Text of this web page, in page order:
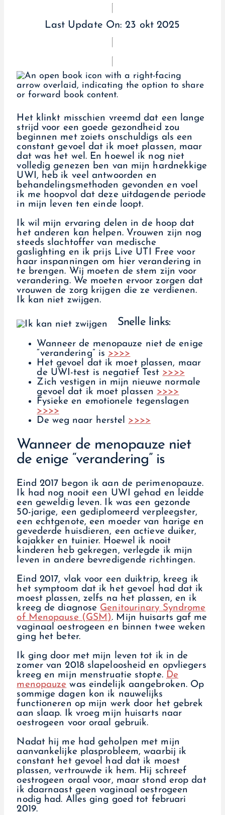
Last Update On:23 okt 2025
Het klinkt misschien vreemd dat een lange
strijd voor een goede gezondheid zou
beginnen met zoiets onschuldigs als een
constant gevoel dat ik moet plassen, maar
dat was het wel. En hoewel ik nog niet
volledig genezen ben van mijn hardnekkige
UWI, heb ik veel antwoorden en
behandelingsmethoden gevonden en voel
ik me hoopvol dat deze uitdagende periode
in mijn leven ten einde loopt.
Ik wil mijn ervaring delen in de hoop dat
het anderen kan helpen. Vrouwen zijn nog
steeds slachtoffer van medische
gaslighting en ik prijs Live UTI Free voor
haar inspanningen om hier verandering in
te brengen. Wij moeten de stem zijn voor
verandering. We moeten ervoor zorgen dat
vrouwen de zorg krijgen die ze verdienen.
Ik kan niet zwijgen.
Snelle links:
Wanneer de menopauze niet de enige
“verandering” is >>>>
Het gevoel dat ik moet plassen, maar
de UWI-test is negatief Test >>>>
Zich vestigen in mijn nieuwe normale
gevoel dat ik moet plassen >>>>
Fysieke en emotionele tegenslagen
>>>>
De weg naar herstel >>>>
Wanneer de menopauze niet
de enige “verandering” is
Eind 2017 begon ik aan de perimenopauze.
Ik had nog nooit een UWI gehad en leidde
een geweldig leven. Ik was een gezonde
50-jarige, een gediplomeerd verpleegster,
een echtgenote, een moeder van harige en
gevederde huisdieren, een actieve duiker,
kajakker en tuinier. Hoewel ik nooit
kinderen heb gekregen, verlegde ik mijn
leven in andere bevredigende richtingen.
Eind 2017, vlak voor een duiktrip, kreeg ik
het symptoom dat ik het gevoel had dat ik
moest plassen, zelfs na het plassen, en ik
kreeg de diagnose Genitourinary Syndrome
of Menopause (GSM). Mijn huisarts gaf me
vaginaal oestrogeen en binnen twee weken
ging het beter.
Ik ging door met mijn leven tot ik in de
zomer van 2018 slapeloosheid en opvliegers
kreeg en mijn menstruatie stopte. De
menopauze was eindelijk aangebroken. Op
sommige dagen kon ik nauwelijks
functioneren op mijn werk door het gebrek
aan slaap. Ik vroeg mijn huisarts naar
oestrogeen voor oraal gebruik.
Nadat hij me had geholpen met mijn
aanvankelijke plasprobleem, waarbij ik
constant het gevoel had dat ik moest
plassen, vertrouwde ik hem. Hij schreef
oestrogeen oraal voor, maar stond erop dat
ik daarnaast geen vaginaal oestrogeen
nodig had. Alles ging goed tot februari
2019.